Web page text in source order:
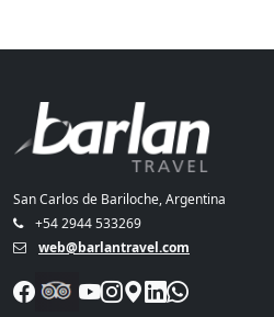
San Carlos de Bariloche, Argentina
+54 2944 533269
web@barlantravel.com